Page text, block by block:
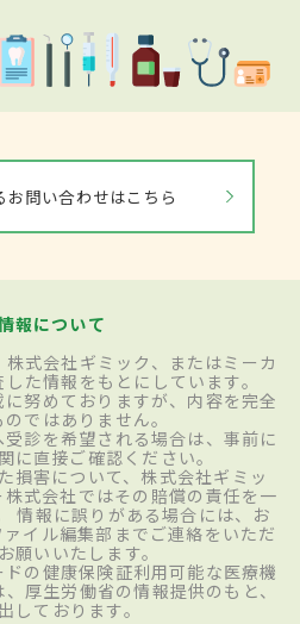
お問い合わせはこちら
報について
式会社ギミック、またはミーカ
た情報をもとにしています。
努めておりますが、内容を完全
ではありません。
診を希望される場合は、事前に
に直接ご確認ください。
損害について、株式会社ギミッ
式会社ではその賠償の責任を一
情報に誤りがある場合には、お
イル編集部までご連絡をいただ
願いいたします。
の健康保険証利用可能な医療機
厚生労働省の情報提供のもと、
しております。